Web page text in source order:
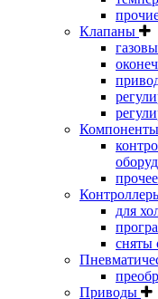
Клапаны
прочее
для
сняты
Приводы